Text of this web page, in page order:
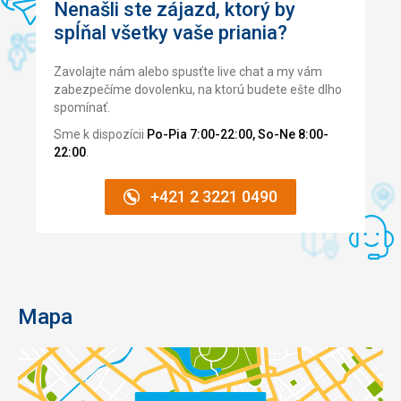
Nenašli ste zájazd, ktorý by
spĺňal všetky vaše priania?
Zavolajte nám alebo spusťte live chat a my vám
zabezpečíme dovolenku, na ktorú budete ešte dlho
spomínať.
Sme k dispozícii Po-Pia 7:00-22:00, So-Ne 8:00-
22:00.
+421 2 3221 0490
Mapa